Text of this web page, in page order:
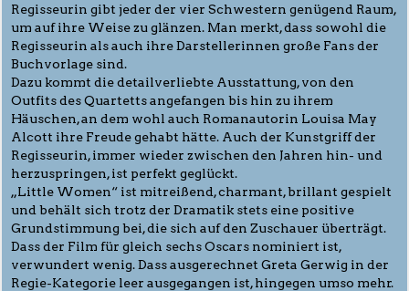
Regisseurin gibt jeder der vier Schwestern genügend Raum,
um auf ihre Weise zu glänzen. Man merkt, dass sowohl die
Regisseurin als auch ihre Darstellerinnen große Fans der
Buchvorlage sind.
Dazu kommt die detailverliebte Ausstattung, von den
Outfits des Quartetts angefangen bis hin zu ihrem
Häuschen, an dem wohl auch Romanautorin Louisa May
Alcott ihre Freude gehabt hätte. Auch der Kunstgriff der
Regisseurin, immer wieder zwischen den Jahren hin- und
herzuspringen, ist perfekt geglückt.
„Little Women“ ist mitreißend, charmant, brillant gespielt
und behält sich trotz der Dramatik stets eine positive
Grundstimmung bei, die sich auf den Zuschauer überträgt.
Dass der Film für gleich sechs Oscars nominiert ist,
verwundert wenig. Dass ausgerechnet Greta Gerwig in der
Regie-Kategorie leer ausgegangen ist, hingegen umso mehr.